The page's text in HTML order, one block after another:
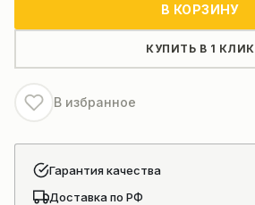
В КОРЗИНУ
КУПИТЬ В 1 КЛИК
В избранное
Гарантия качества
Доставка по РФ